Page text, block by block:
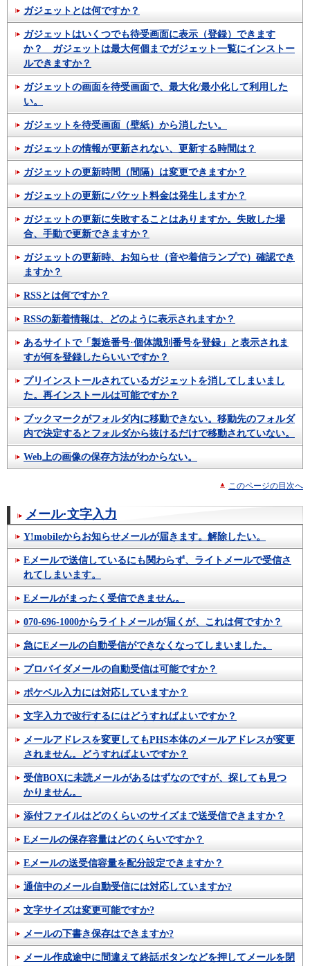
ガジェットとは何ですか？
ガジェットはいくつでも待受画面に表示（登録）できます
か？ ガジェットは最大何個までガジェット一覧にインストー
ルできますか？
ガジェットの画面を待受画面で、最大化/最小化して利用した
い。
ガジェットを待受画面（壁紙）から消したい。
ガジェットの情報が更新されない、更新する時間は？
ガジェットの更新時間（間隔）は変更できますか？
ガジェットの更新にパケット料金は発生しますか？
ガジェットの更新に失敗することはありますか。失敗した場
合、手動で更新できますか？
ガジェットの更新時、お知らせ（音や着信ランプで）確認でき
ますか？
RSSとは何ですか？
RSSの新着情報は、どのように表示されますか？
あるサイトで「製造番号·個体識別番号を登録」と表示されま
すが何を登録したらいいですか？
プリインストールされているガジェットを消してしまいまし
た。再インストールは可能ですか？
ブックマークがフォルダ内に移動できない。移動先のフォルダ
内で決定するとフォルダから抜けるだけで移動されていない。
Web上の画像の保存方法がわからない。
このページの目次へ
メール·文字入力
Y!mobileからお知らせメールが届きます。解除したい。
Eメールで送信しているにも関わらず、ライトメールで受信さ
れてしまいます。
Eメールがまったく受信できません。
070-696-1000からライトメールが届くが、これは何ですか？
急にEメールの自動受信ができなくなってしまいました。
プロバイダメールの自動受信は可能ですか？
ポケベル入力には対応していますか？
文字入力で改行するにはどうすればよいですか？
メールアドレスを変更してもPHS本体のメールアドレスが変更
されません。どうすればよいですか？
受信BOXに未読メールがあるはずなのですが、探しても見つ
かりません。
添付ファイルはどのくらいのサイズまで送受信できますか？
Eメールの保存容量はどのくらいですか？
Eメールの送受信容量を配分設定できますか？
通信中のメール自動受信には対応していますか?
文字サイズは変更可能ですか?
メールの下書き保存はできますか?
メール作成途中に間違えて終話ボタンなどを押してメールを閉